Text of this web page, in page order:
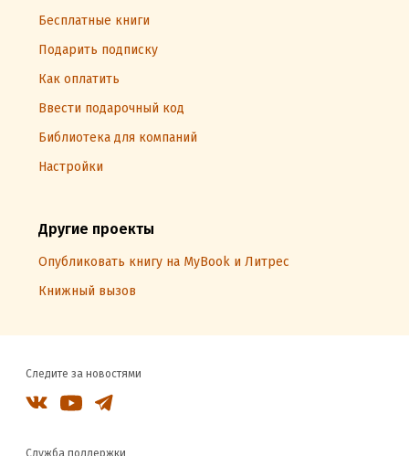
Бесплатные книги
Подарить подписку
Как оплатить
Ввести подарочный код
Библиотека для компаний
Настройки
Другие проекты
Опубликовать книгу на MyBook и Литрес
Книжный вызов
Следите за новостями
Служба поддержки